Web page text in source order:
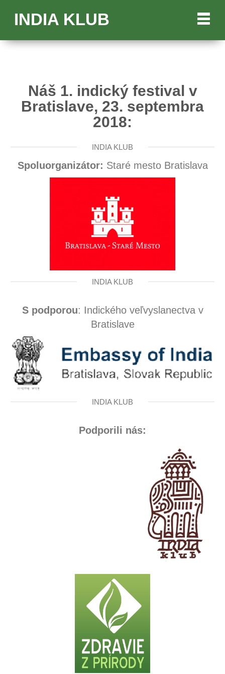
INDIA KLUB
Náš 1. indický festival v
Bratislave, 23. septembra
2018:
INDIA KLUB
Spoluorganizátor: Staré mesto Bratislava
INDIA KLUB
S podporou: Indického veľvyslanectva v
Bratislave
INDIA KLUB
Podporili nás: